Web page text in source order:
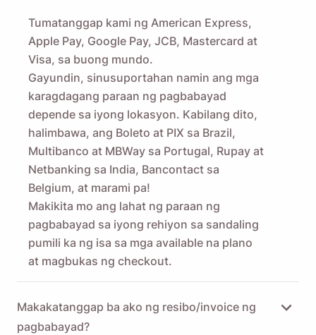
Tumatanggap kami ng American Express,
Apple Pay, Google Pay, JCB, Mastercard at
Visa, sa buong mundo.
Gayundin, sinusuportahan namin ang mga
karagdagang paraan ng pagbabayad
depende sa iyong lokasyon. Kabilang dito,
halimbawa, ang Boleto at PIX sa Brazil,
Multibanco at MBWay sa Portugal, Rupay at
Netbanking sa India, Bancontact sa
Belgium, at marami pa!
Makikita mo ang lahat ng paraan ng
pagbabayad sa iyong rehiyon sa sandaling
pumili ka ng isa sa mga available na plano
at magbukas ng checkout.
Makakatanggap ba ako ng resibo/invoice ng
pagbabayad?